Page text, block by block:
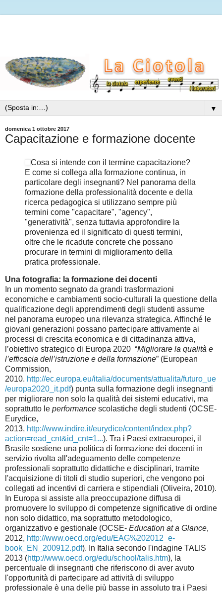
▼
domenica 1 ottobre 2017
Capacitazione e formazione docente
Cosa si intende con il termine capacitazione?
E come si collega alla formazione continua, in
particolare degli insegnanti? Nel panorama della
formazione della professionalità docente e della
ricerca pedagogica si utilizzano sempre più
termini come "capacitare", "agency",
"generatività", senza tuttavia approfondire la
provenienza ed il significato di questi termini,
oltre che le ricadute concrete che possano
procurare in termini di miglioramento della
pratica professionale.
Una fotografia: la formazione dei docenti
In un momento segnato da grandi trasformazioni
economiche e cambiamenti socio-culturali la questione della
qualificazione degli apprendimenti degli studenti assume
nel panorama europeo una rilevanza strategica. Affinché le
giovani generazioni possano partecipare attivamente ai
processi di crescita economica e di cittadinanza attiva,
l’obiettivo strategico di Europa 2020 “Migliorare la qualità e
l’efficacia dell’istruzione e della formazione” (European
Commission,
2010. http://ec.europa.eu/italia/documents/attualita/futuro_ue
/europa2020_it.pdf) punta sulla formazione degli insegnanti
per migliorare non solo la qualità dei sistemi educativi, ma
soprattutto le performance scolastiche degli studenti (OCSE-
Eurydice,
2013, http://www.indire.it/eurydice/content/index.php?
action=read_cnt&id_cnt=1...). Tra i Paesi extraeuropei, il
Brasile sostiene una politica di formazione dei docenti in
servizio rivolta all'adeguamento delle competenze
professionali soprattutto didattiche e disciplinari, tramite
l'acquisizione di titoli di studio superiori, che vengono poi
collegati ad incentivi di carriera e stipendiali (Oliveira, 2010).
In Europa si assiste alla preoccupazione diffusa di
promuovere lo sviluppo di competenze significative di ordine
non solo didattico, ma soprattutto metodologico,
organizzativo e gestionale (OCSE- Education at a Glance,
2012, http://www.oecd.org/edu/EAG%202012_e-
book_EN_200912.pdf). In Italia secondo l'indagine TALIS
2013 (http://www.oecd.org/edu/school/talis.htm), la
percentuale di insegnanti che riferiscono di aver avuto
l'opportunità di partecipare ad attività di sviluppo
professionale è una delle più basse in assoluto tra i Paesi